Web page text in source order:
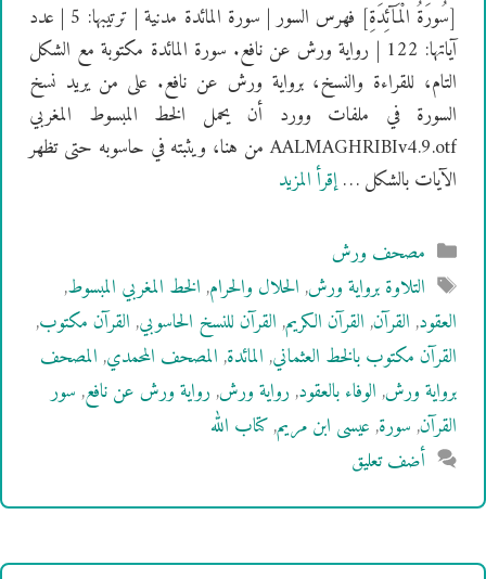
[سُورَةُ الْمَآئِدَةِ] فهرس السور | سورة المائدة مدنية | ترتيبها: 5 | عدد
آياتها: 122 | رواية ورش عن نافع. سورة المائدة مكتوبة مع الشكل
التام، للقراءة والنسخ، برواية ورش عن نافع. على من يريد نسخ
السورة في ملفات وورد أن يحمل الخط المبسوط المغربي
AALMAGHRIBIv4.9.otf من هنا، ويثبته في حاسوبه حتى تظهر
الآيات بالشكل …إقرأ المزيد
التصنيفات
مصحف ورش
الوسوم
التلاوة برواية ورش,الحلال والحرام,الخط المغربي المبسوط,
العقود,القرآن,القرآن الكريم,القرآن للنسخ الحاسوبي,القرآن مكتوب,
القرآن مكتوب بالخط العثماني,المائدة,المصحف المحمدي,المصحف
برواية ورش,الوفاء بالعقود,رواية ورش,رواية ورش عن نافع,سور
القرآن,سورة,عيسى ابن مريم,كتاب الله
أضف تعليق